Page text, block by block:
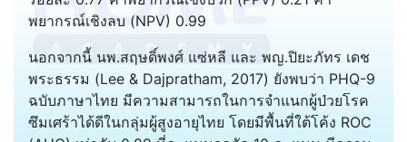
พยากรณ์เชิงลบ (NPV) 0.99
นอกจากนี้ นพ.สฤษดิ์พงศ์ แซ่หลี และ พญ.ปิยะภัทร เดช
พระธรรม (Lee & Dajpratham, 2017) ยังพบว่า PHQ-9
ฉบับภาษาไทย มีความสามารถในการจำแนกผู้ป่วยโรค
ซึมเศร้าได้ดีในกลุ่มผู้สูงอายุไทย โดยมีพื้นที่ใต้โค้ง ROC